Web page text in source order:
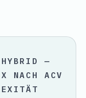
—
NACH ACV